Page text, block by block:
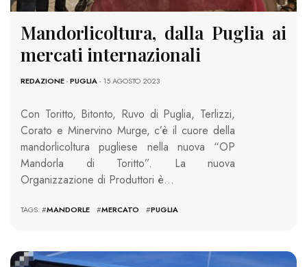
Mandorlicoltura, dalla Puglia ai
mercati internazionali
REDAZIONE-PUGLIA- 15 AGOSTO 2023
Con Toritto, Bitonto, Ruvo di Puglia, Terlizzi,
Corato e Minervino Murge, c’è il cuore della
mandorlicoltura pugliese nella nuova “OP
Mandorla di Toritto”. La nuova
Organizzazione di Produttori è…
TAGS: #MANDORLE #MERCATO #PUGLIA